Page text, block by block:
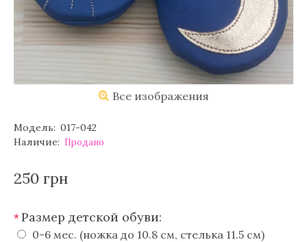
Все изображения
Модель: 017-042
Наличие: Продано
250 грн
*Размер детской обуви:
0-6 мес. (ножка до 10.8 см, стелька 11.5 см)